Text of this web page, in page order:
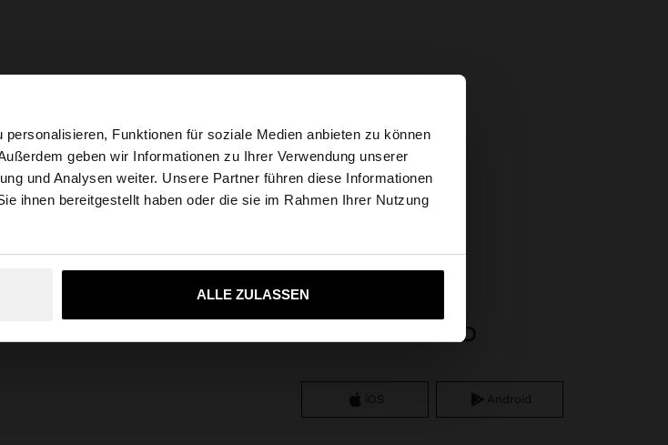
Funktionen für soziale Medien anbieten zu können
geben wir Informationen zu Ihrer Verwendung unserer
und Analysen weiter. Unsere Partner führen diese Informationen
ihnen bereitgestellt haben oder die sie im Rahmen Ihrer Nutzung
ALLE ZULASSEN
×
Möchten Sie unsere United States Website
bei Schweiz Ja, bringen Sie mich zu United States
APP DOWNLOAD
iOS Android